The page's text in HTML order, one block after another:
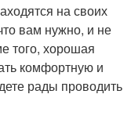
на своих
вам нужно, и не
того, хорошая
комфортную и
рады проводить